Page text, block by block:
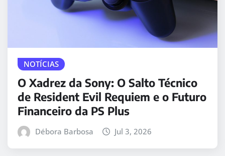
NOTÍCIAS
O Xadrez da Sony: O Salto Técnico
de Resident Evil Requiem e o Futuro
Financeiro da PS Plus
Débora Barbosa Jul 3, 2026